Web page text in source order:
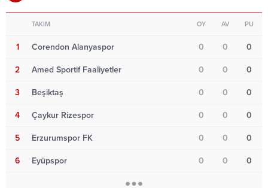
TAKIM OY AV PU
1 Corendon Alanyaspor 0 0 0
2 Amed Sportif Faaliyetler 0 0 0
3 Beşiktaş 0 0 0
4 Çaykur Rizespor 0 0 0
5 Erzurumspor FK 0 0 0
6 Eyüpspor 0 0 0